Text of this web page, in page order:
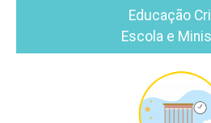
Educação
Escola e